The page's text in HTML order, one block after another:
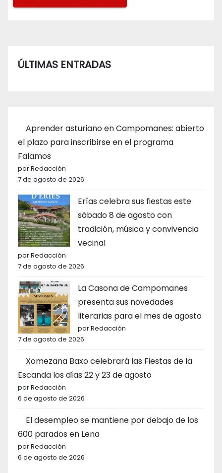
ÚLTIMAS ENTRADAS
Aprender asturiano en Campomanes: abierto
el plazo para inscribirse en el programa
Falamos
por Redacción
7 de agosto de 2026
Erías celebra sus fiestas este
sábado 8 de agosto con
tradición, música y convivencia
vecinal
por Redacción
7 de agosto de 2026
La Casona de Campomanes
presenta sus novedades
literarias para el mes de agosto
por Redacción
7 de agosto de 2026
Xomezana Baxo celebrará las Fiestas de la
Escanda los días 22 y 23 de agosto
por Redacción
6 de agosto de 2026
El desempleo se mantiene por debajo de los
600 parados en Lena
por Redacción
6 de agosto de 2026